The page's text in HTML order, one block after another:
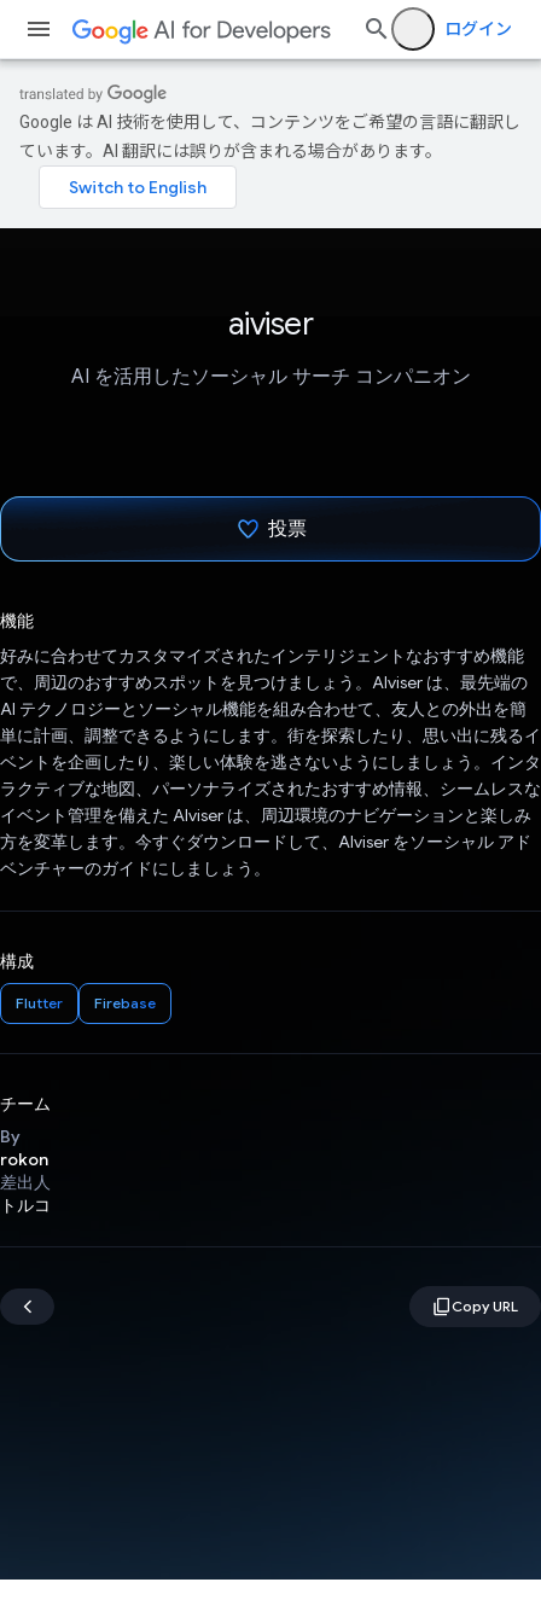
ログイン
Google は AI 技術を使用して、コンテンツをご希望の言語に翻訳し
ています。AI 翻訳には誤りが含まれる場合があります。
aiviser
AI を活用したソーシャル サーチ コンパニオン
投票
機能
好みに合わせてカスタマイズされたインテリジェントなおすすめ機能
で、周辺のおすすめスポットを見つけましょう。AIviser は、最先端の
AI テクノロジーとソーシャル機能を組み合わせて、友人との外出を簡
単に計画、調整できるようにします。街を探索したり、思い出に残るイ
ベントを企画したり、楽しい体験を逃さないようにしましょう。インタ
ラクティブな地図、パーソナライズされたおすすめ情報、シームレスな
イベント管理を備えた AIviser は、周辺環境のナビゲーションと楽しみ
方を変革します。今すぐダウンロードして、AIviser をソーシャル アド
ベンチャーのガイドにしましょう。
構成
Flutter Firebase
チーム
By
rokon
差出人
トルコ